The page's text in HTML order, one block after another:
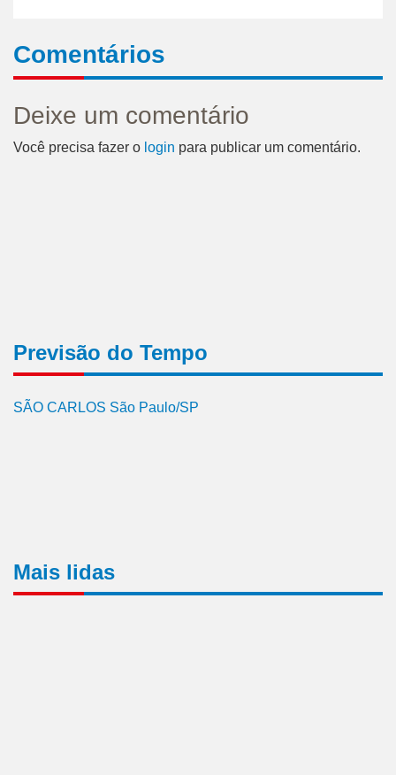
Comentários
Deixe um comentário
Você precisa fazer o login para publicar um comentário.
Previsão do Tempo
SÃO CARLOS São Paulo/SP
Mais lidas